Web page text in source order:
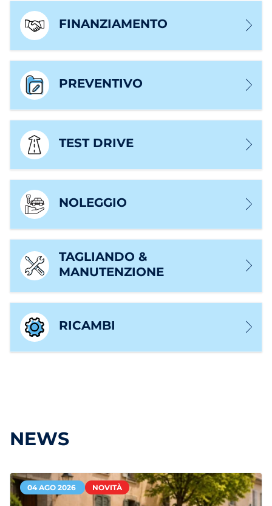
FINANZIAMENTO
PREVENTIVO
TEST DRIVE
NOLEGGIO
TAGLIANDO &
MANUTENZIONE
RICAMBI
NEWS
04 AGO 2026 NOVITÀ